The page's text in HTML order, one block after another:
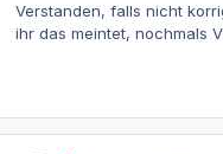
Verstanden, falls nicht
ihr das meintet, nochmals